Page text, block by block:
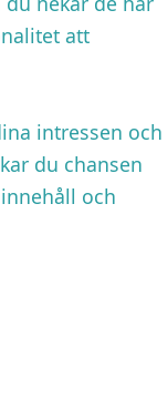
att
intressen och
du chansen
och